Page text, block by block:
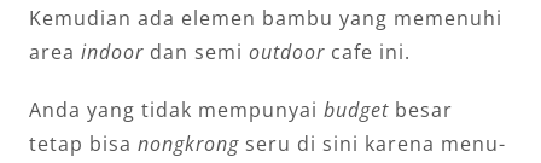
Kemudian ada elemen bambu yang memenuhi
area indoordan semi outdoorcafe ini.
Anda yang tidak mempunyai budgetbesar
tetap bisa nongkrongseru di sini karena menu-